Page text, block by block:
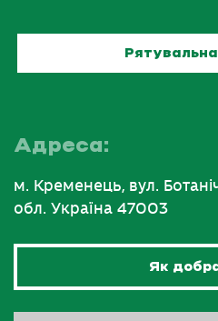
Адреса:
м. Кременець, вул.
обл. Україна 47003
Як